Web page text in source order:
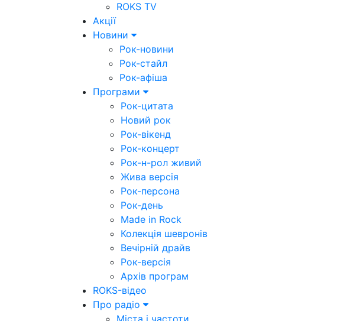
ROKS TV
Акції
Новини
Рок-новини
Рок-стайл
Рок-афіша
Програми
Рок-цитата
Новий рок
Рок-вікенд
Рок-концерт
Рок-н-рол живий
Жива версія
Рок-персона
Рок-день
Made in Rock
Колекція шевронів
Вечірній драйв
Рок-версія
Архів програм
ROKS-відео
Про радіо
Міста і частоти